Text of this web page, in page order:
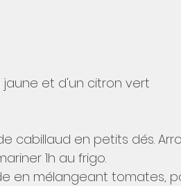
jaune et d'un citron vert
cabillaud en petits dés.
1h au frigo.
en mélangeant tomates,